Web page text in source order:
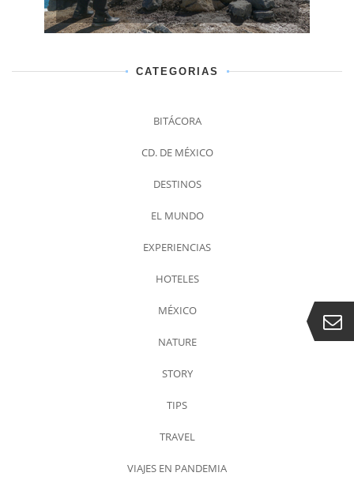
CATEGORIAS
BITÁCORA
CD. DE MÉXICO
DESTINOS
EL MUNDO
EXPERIENCIAS
HOTELES
MÉXICO
NATURE
STORY
TIPS
TRAVEL
VIAJES EN PANDEMIA